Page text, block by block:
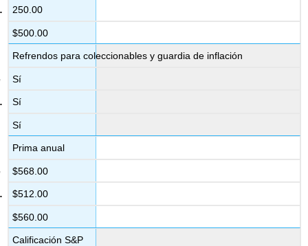
250.00
$500.00
Refrendos para coleccionables y guardia de inflación
Sí
Sí
Sí
Prima anual
$568.00
$512.00
$560.00
Calificación S&P